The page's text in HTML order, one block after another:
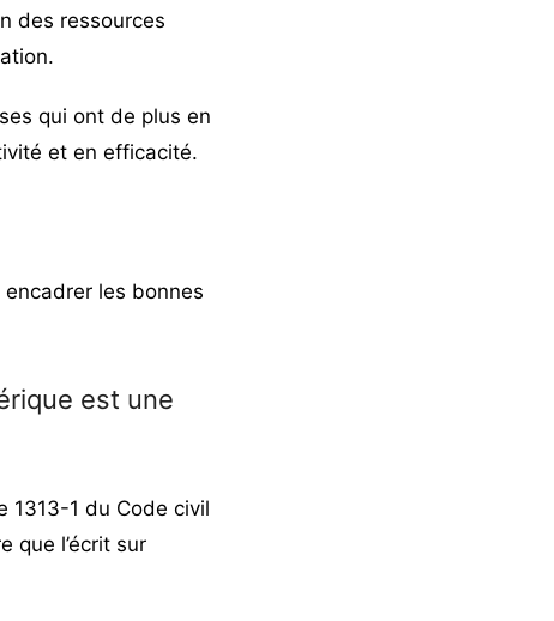
des ressources
qui ont de plus en
et en efficacité.
les bonnes
est une
1313-1 du Code civil
que l’écrit sur